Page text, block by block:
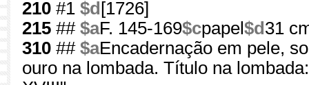
210 #1 $d [1726]
215 ## $aF. 145-169$cpapel $d 31
310 ## $aEncadernação em pele,
ouro na lombada. Título na